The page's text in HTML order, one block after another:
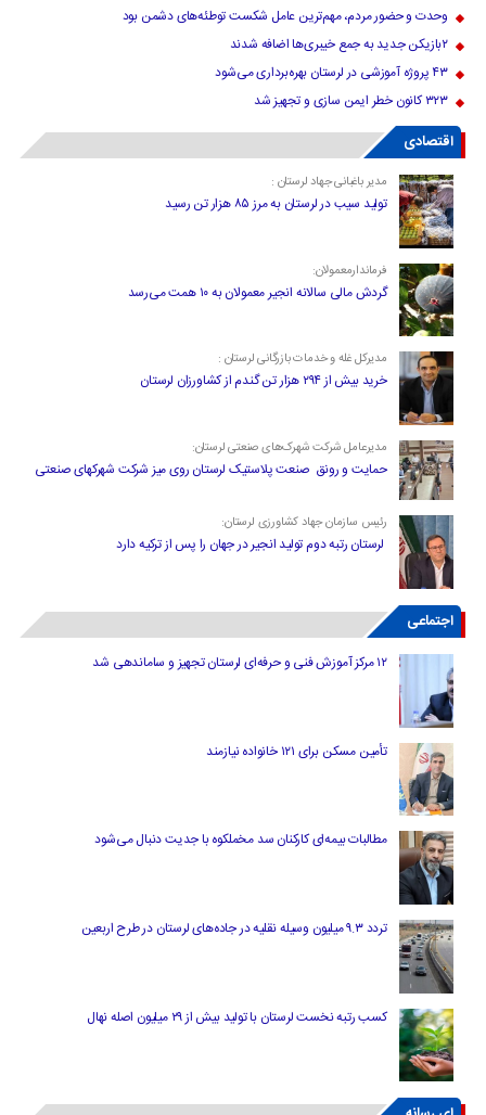
وحدت و حضور مردم، مهم‌ترین عامل شکست توطئه‌های دشمن بود
۲بازیکن جدید به جمع خیبری‌ها اضافه شدند
۴۳ پروژه آموزشی در لرستان بهره‌برداری می‌شود
۳۲۳ کانون خطر ایمن سازی و تجهیز شد
اقتصادی
مدیر باغبانی جهاد لرستان :
تولید سیب در لرستان به مرز ۸۵ هزار تن رسید
فرماندارمعمولان:
گردش مالی سالانه انجیر معمولان به ۱۰ همت می‌رسد
مدیرکل غله و خدمات بازرگانی لرستان :
خرید بیش از ۲۹۴ هزار تن گندم از کشاورزان لرستان
مدیرعامل شرکت شهرک‌های صنعتی لرستان:
حمایت و رونق صنعت پلاستیک لرستان روی میز شرکت شهرکهای صنعتی
رئیس سازمان جهاد کشاورزی لرستان:
لرستان رتبه دوم تولید انجیر در جهان را پس از ترکیه دارد
اجتماعی
۱۲ مرکز آموزش فنی و حرفه‌ای لرستان تجهیز و ساماندهی شد
تأمین مسکن برای ۱۲۱ خانواده نیازمند
مطالبات بیمه‌ای کارکنان سد مخملکوه با جدیت دنبال می‌شود
تردد ۹.۳ میلیون وسیله نقلیه در جاده‌های لرستان در طرح اربعین
کسب رتبه نخست لرستان با تولید بیش از ۲۹ میلیون اصله نهال